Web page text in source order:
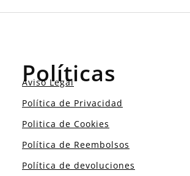
Políticas
Aviso Legal
Política de Privacidad
Politica de Cookies
Política de Reembolsos
Política de devoluciones